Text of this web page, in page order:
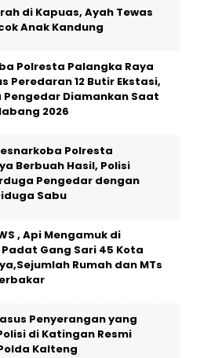
di Kapuas, Ayah Tewas
Anak Kandung
Polresta Palangka Raya
Peredaran 12 Butir Ekstasi,
Pengedar Diamankan Saat
2026
Polresta
Berbuah Hasil, Polisi
Pengedar dengan
Sabu
, Api Mengamuk di
Gang Sari 45 Kota
Rumah dan MTs
Penyerangan yang
di Katingan Resmi
Kalteng